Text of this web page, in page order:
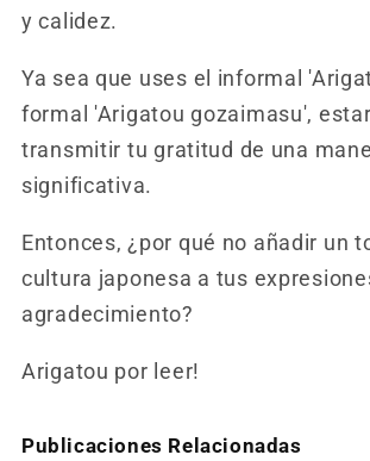
y calidez.
Ya sea que uses el informal
formal 'Arigatou gozaimasu',
transmitir tu gratitud de una
significativa.
Entonces, ¿por qué no añadir un
cultura japonesa a tus
agradecimiento?
Arigatou por leer!
Publicaciones Relacionadas